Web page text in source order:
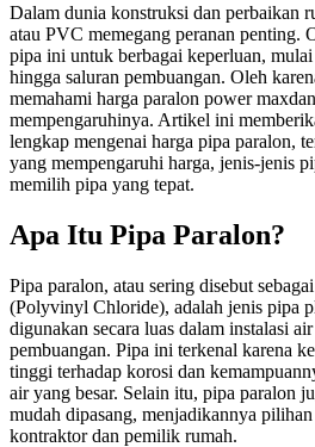
Dalam dunia konstruksi dan perbaikan
atau PVC memegang peranan penting.
pipa ini untuk berbagai keperluan,
hingga saluran pembuangan. Oleh
memahami harga paralon power
mempengaruhinya. Artikel ini
lengkap mengenai harga pipa paralon,
yang mempengaruhi harga, jenis-jenis
memilih pipa yang tepat.
Apa Itu Pipa Paralon?
Pipa paralon, atau sering disebut
(Polyvinyl Chloride), adalah jenis pipa
digunakan secara luas dalam instalasi
pembuangan. Pipa ini terkenal karena
tinggi terhadap korosi dan
air yang besar. Selain itu, pipa paralon
mudah dipasang, menjadikannya
kontraktor dan pemilik rumah.